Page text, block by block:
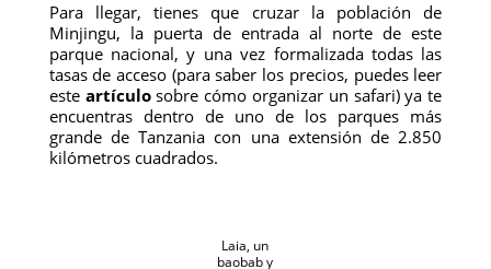
Para llegar, tienes que cruzar la población de
Minjingu, la puerta de entrada al norte de este
parque nacional, y una vez formalizada todas las
tasas de acceso (para saber los precios, puedes leer
este artículosobre cómo organizar un safari) ya te
encuentras dentro de uno de los parques más
grande de Tanzania con una extensión de 2.850
kilómetros cuadrados.
Laia, un
baobab y